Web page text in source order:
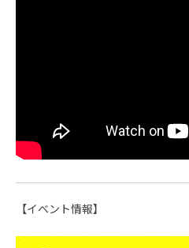
【イベント情報】